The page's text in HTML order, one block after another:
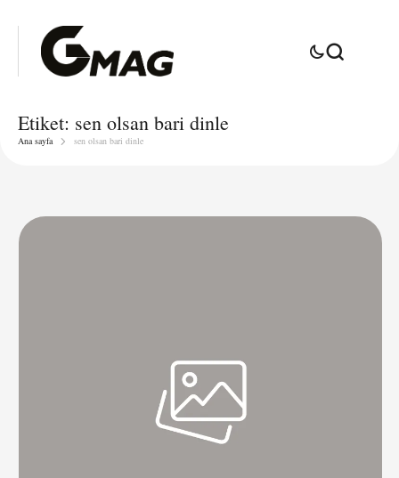
Etiket: sen olsan bari dinle
Ana sayfa sen olsan bari dinle